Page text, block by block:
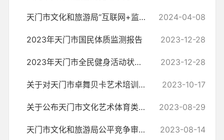
天门市文化和旅游局“互联网+监管”2024年度工作计划 2024-04-08
2023年天门市国民体质监测报告 2023-12-28
2023年天门市全民健身活动状况调查报告 2023-12-28
关于对天门市卓舞贝卡艺术培训有限公司审核的公示 2023-10-17
关于公布天门市文化艺术体育类校外培训机构（第一批）的公告 2023-08-29
天门市文化和旅游局公平竞争审查定期评估工作报告 2023-08-14